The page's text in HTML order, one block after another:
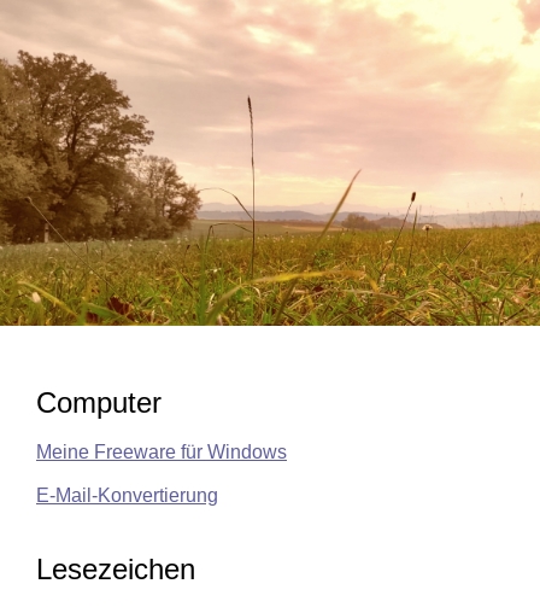
Computer
Meine Freeware für Windows
E-Mail-Konvertierung
Lesezeichen